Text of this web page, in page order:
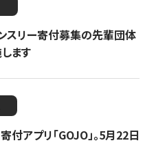
スリー寄付募集の先輩団体
ます
アプリ「GOJO」。5月22日